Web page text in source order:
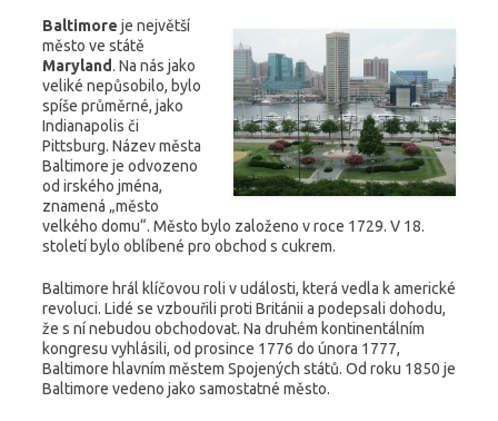
Baltimore je největší
město ve státě
Maryland. Na nás jako
veliké nepůsobilo, bylo
spíše průměrné, jako
Indianapolis či
Pittsburg. Název města
Baltimore je odvozeno
od irského jména,
znamená „město
velkého domu“. Město bylo založeno v roce 1729. V 18.
století bylo oblíbené pro obchod s cukrem.
Baltimore hrál klíčovou roli v události, která vedla k americké
revoluci. Lidé se vzbouřili proti Británii a podepsali dohodu,
že s ní nebudou obchodovat. Na druhém kontinentálním
kongresu vyhlásili, od prosince 1776 do února 1777,
Baltimore hlavním městem Spojených států. Od roku 1850 je
Baltimore vedeno jako samostatné město.